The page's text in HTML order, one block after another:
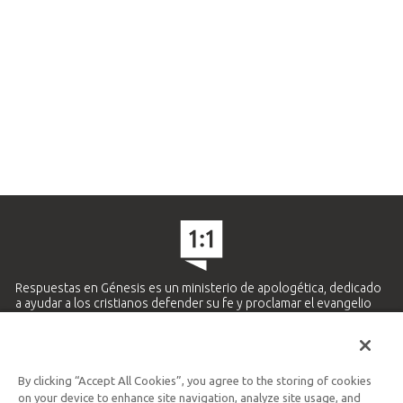
Respuestas en Génesis es un ministerio de apologética, dedicado
a ayudar a los cristianos defender su fe y proclamar el evangelio
Ministerio Hispano y Latinoamericano
By clicking “Accept All Cookies”, you agree to the storing of cookies
on your device to enhance site navigation, analyze site usage, and